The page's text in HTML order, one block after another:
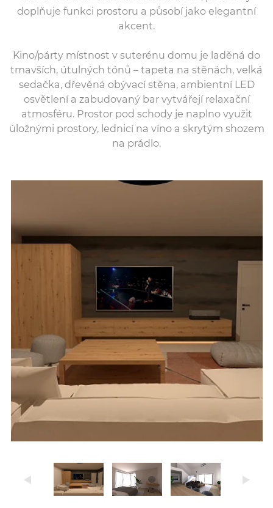
doplňuje funkci prostoru a působí jako elegantní
akcent.
Kino/párty místnost v suterénu domu je laděná do
tmavších, útulných tónů – tapeta na stěnách, velká
sedačka, dřevěná obývací stěna, ambientní LED
osvětlení a zabudovaný bar vytvářejí relaxační
atmosféru. Prostor pod schody je naplno využit
úložnými prostory, lednicí na víno a skrytým shozem
na prádlo.